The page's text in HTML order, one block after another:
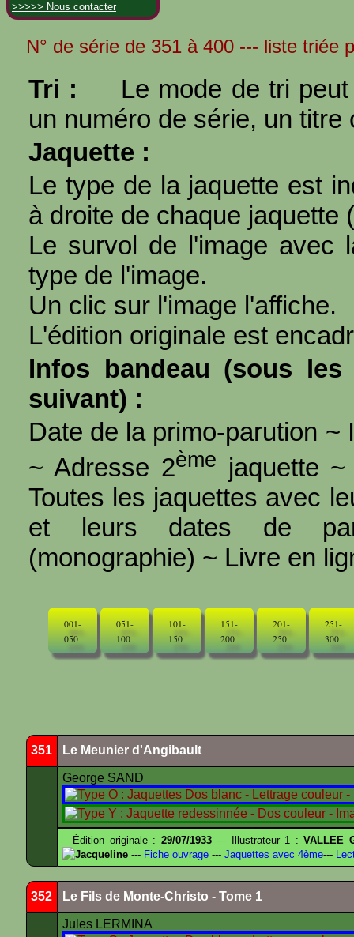
>>>>> Nous contacter
N° de série de 351 à 400 --- liste triée
Tri :
Le mode de tri
un numéro de série, un titre
Jaquette :
Le type de la jaquette est
à droite de chaque jaquette (
Le survol de l'image avec
type de l'image.
Un clic sur l'image l'affiche.
L'édition originale est
Infos bandeau (sous
suivant) :
Date de la primo-parution ~
~ Adresse 2ème jaquette
Toutes les jaquettes avec
et leurs dates de
(monographie) ~ Livre en
001-
050
051-
100
101-
150
151-
200
201-
250
251-
300
351 Le Meunier d'Angibault
George SAND
Édition originale : 29/07/1933--- Illustrateur 1 :VALLEE
Jacqueline --- Fiche ouvrage --- Jaquettes avec 4ème---
352 Le Fils de Monte-Christo - Tome 1
Jules LERMINA